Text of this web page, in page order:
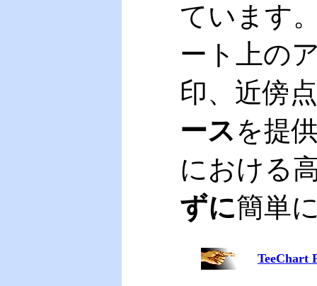
ています
ート上の
印、近傍
ースを提
における
ずに簡単
TeeChart